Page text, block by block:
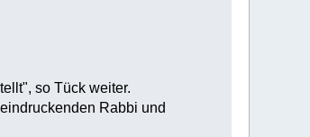
so Tück weiter.
Rabbi und